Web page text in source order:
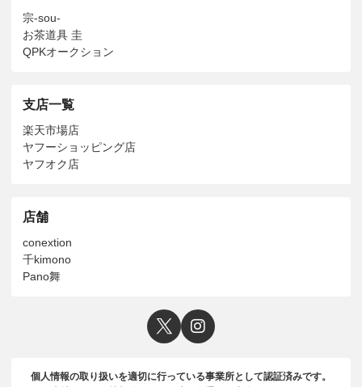
宗-sou-
お茶道具 圭
QPKオークション
支店一覧
楽天市場店
ヤフーショッピング店
ヤフオク店
店舗
conextion
千kimono
Pano舞
個人情報の取り扱いを適切に行っている事業所として認証済みです。